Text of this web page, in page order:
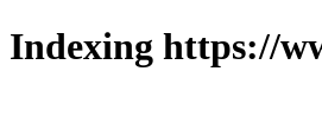
Indexing https://